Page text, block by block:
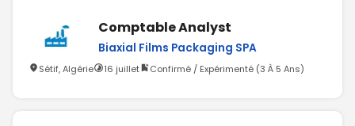
Comptable Analyst
Biaxial Films Packaging SPA
Sétif, Algérie 16 juillet Confirmé / Expérimenté (3 À 5 Ans)